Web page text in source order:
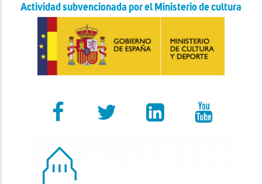
Actividad subvencionada por el Ministerio de cultura